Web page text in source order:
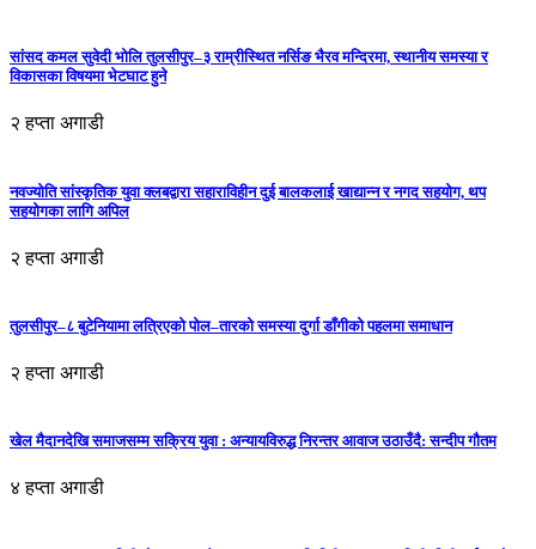
सांसद कमल सुवेदी भोलि तुलसीपुर–३ राम्रीस्थित नर्सिङ भैरव मन्दिरमा, स्थानीय समस्या र
विकासका विषयमा भेटघाट हुने
२ हप्ता अगाडी
नवज्योति सांस्कृतिक युवा क्लबद्वारा सहाराविहीन दुई बालकलाई खाद्यान्न र नगद सहयोग, थप
सहयोगका लागि अपिल
२ हप्ता अगाडी
तुलसीपुर–८ बुटेनियामा लत्रिएको पोल–तारको समस्या दुर्गा डाँगीको पहलमा समाधान
२ हप्ता अगाडी
खेल मैदानदेखि समाजसम्म सक्रिय युवा : अन्यायविरुद्ध निरन्तर आवाज उठाउँदै: सन्दीप गौतम
४ हप्ता अगाडी